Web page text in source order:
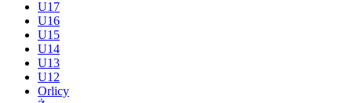
U17
U16
U15
U14
U13
U12
Orlicy